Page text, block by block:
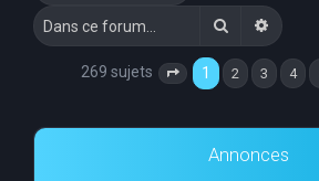
Rechercher
269 sujets Page 1 sur11
1 2 3 4
Annonces